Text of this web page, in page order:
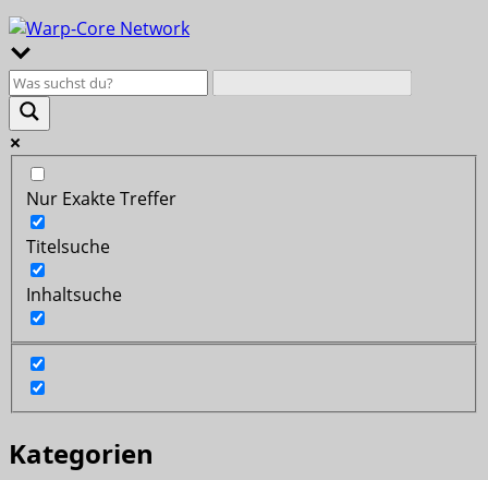
Nur Exakte Treffer
Titelsuche
Inhaltsuche
Kategorien